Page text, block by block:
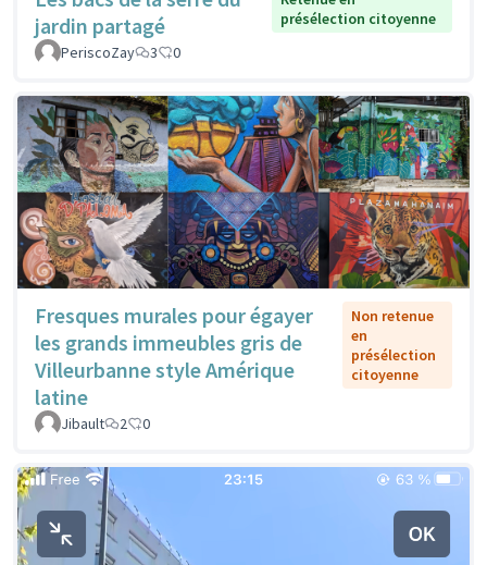
jardin partagé
présélection citoyenne
PeriscoZay
3 0
Fresques murales pour égayer
les grands immeubles gris de
Villeurbanne style Amérique
latine
Non retenue
en
présélection
citoyenne
Jibault 2 0